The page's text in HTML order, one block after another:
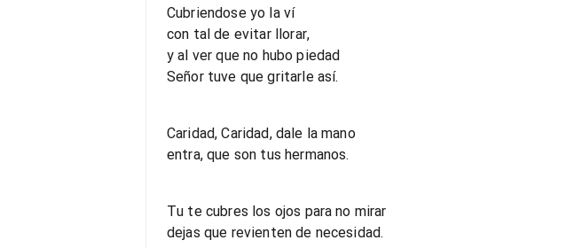
Cubriendose yo la ví
con tal de evitar llorar,
y al ver que no hubo piedad
Señor tuve que gritarle así.
Caridad, Caridad, dale la mano
entra, que son tus hermanos.
Tu te cubres los ojos para no mirar
dejas que revienten de necesidad.